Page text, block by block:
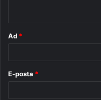
Ad *
E-posta *